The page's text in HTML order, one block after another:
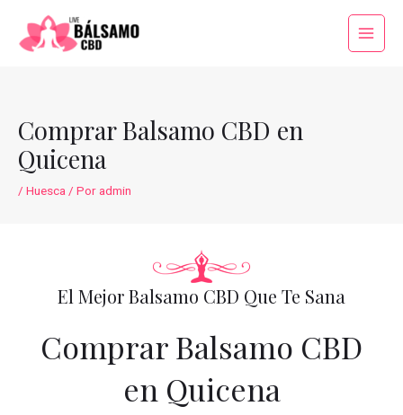
contenido
Main
Comprar Balsamo CBD en
Quicena
/ Huesca / Poradmin
El Mejor Balsamo CBD Que Te Sana
Comprar Balsamo CBD
en Quicena